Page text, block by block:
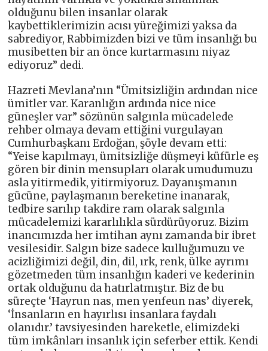
olduğunu bilen insanlar olarak
kaybettiklerimizin acısı yüreğimizi yaksa da
sabrediyor, Rabbimizden bizi ve tüm insanlığı bu
musibetten bir an önce kurtarmasını niyaz
ediyoruz” dedi.
Hazreti Mevlana’nın “Ümitsizliğin ardından nice
ümitler var. Karanlığın ardında nice nice
güneşler var” sözünün salgınla mücadelede
rehber olmaya devam ettiğini vurgulayan
Cumhurbaşkanı Erdoğan, şöyle devam etti:
“Yeise kapılmayı, ümitsizliğe düşmeyi küfürle eş
gören bir dinin mensupları olarak umudumuzu
asla yitirmedik, yitirmiyoruz. Dayanışmanın
gücüne, paylaşmanın bereketine inanarak,
tedbire sarılıp takdire ram olarak salgınla
mücadelemizi kararlılıkla sürdürüyoruz. Bizim
inancımızda her imtihan aynı zamanda bir ibret
vesilesidir. Salgın bize sadece kulluğumuzu ve
acizliğimizi değil, din, dil, ırk, renk, ülke ayrımı
gözetmeden tüm insanlığın kaderi ve kederinin
ortak olduğunu da hatırlatmıştır. Biz de bu
süreçte ‘Hayrun nas, men yenfeun nas’ diyerek,
‘İnsanların en hayırlısı insanlara faydalı
olanıdır.’ tavsiyesinden hareketle, elimizdeki
tüm imkânları insanlık için seferber ettik. Kendi